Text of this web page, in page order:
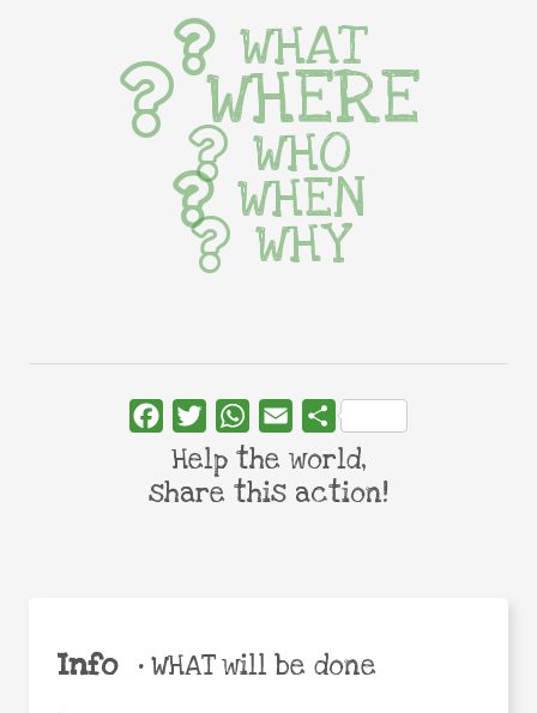
Info •WHAT will be done
WHAT
WHERE
WHO
WHEN
WHY
FacebookTwitterWhatsApp
Email Share
Help the world,
share this action!